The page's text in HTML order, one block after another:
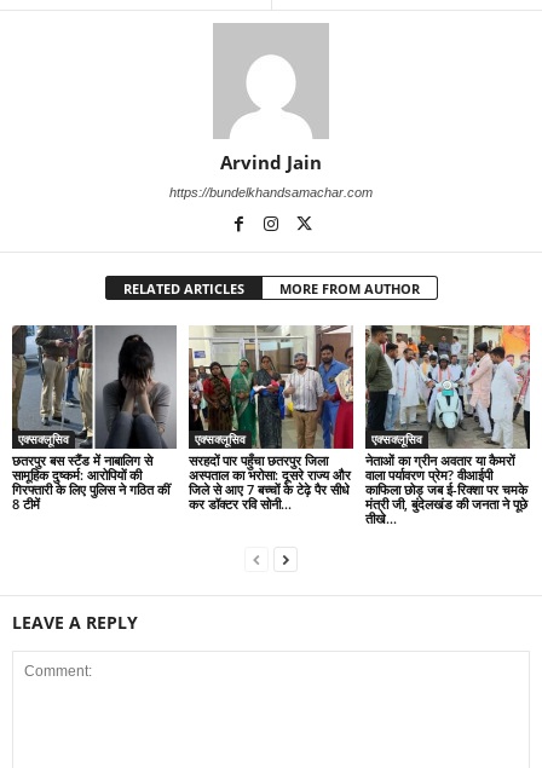
Arvind Jain
https://bundelkhandsamachar.com
RELATED ARTICLES MORE FROM AUTHOR
एक्सक्लूसिव
छतरपुर बस स्टैंड में नाबालिग से
सामूहिक दुष्कर्म: आरोपियों की
गिरफ्तारी के लिए पुलिस ने गठित कीं
8 टीमें
एक्सक्लूसिव
सरहदों पार पहुँचा छतरपुर जिला
अस्पताल का भरोसा: दूसरे राज्य और
जिले से आए 7 बच्चों के टेढ़े पैर सीधे
कर डॉक्टर रवि सोनी...
एक्सक्लूसिव
नेताओं का ग्रीन अवतार या कैमरों
वाला पर्यावरण प्रेम? वीआईपी
काफिला छोड़ जब ई-रिक्शा पर चमके
मंत्री जी, बुंदेलखंड की जनता ने पूछे
तीखे...
LEAVE A REPLY